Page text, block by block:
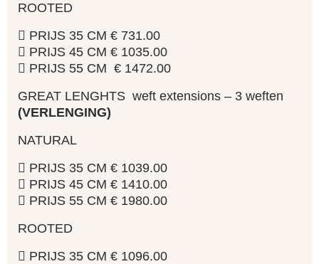
ROOTED
 PRIJS 35 CM € 731.00
 PRIJS 45 CM € 1035.00
 PRIJS 55 CM € 1472.00
GREAT LENGHTS weft extensions – 3 weften
(VERLENGING)
NATURAL
 PRIJS 35 CM € 1039.00
 PRIJS 45 CM € 1410.00
 PRIJS 55 CM € 1980.00
ROOTED
 PRIJS 35 CM € 1096.00